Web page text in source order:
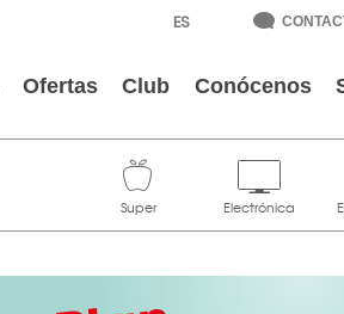
Ofertas Club Conócenos